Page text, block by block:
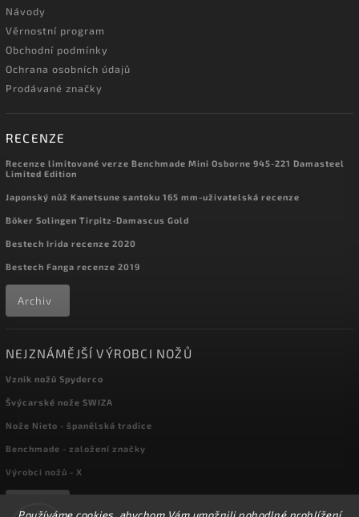
Návody
Věrnostní program
Obchodní podmínky
Ochrana osobních údajů
Prodávané značky
RECENZE
Recenze limitované verze Benchmade Mini Osborne 945-221 Damasteel
Limited Edition
Japonský nůž Kanetsune santoku 165 mm-uživatelská recenze
Böker Solingen Tirpitz-Damascus Gold
Bestech Irida recenze 2020
Bestech Fanga recenze 2019
Archiv
NEJZNÁMĚJŠÍ VÝROBCI NOŽŮ
Vznik nožů Spyderco
Švýcarské nože SWIZA
Nože Nieto - španělská tradice
Benchmade - založení značky
Výrobci nožů - X